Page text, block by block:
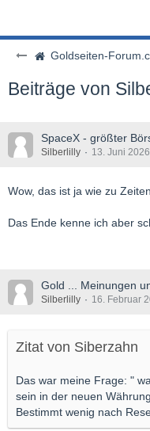
Goldseiten-Forum.com |
Beiträge von
SpaceX - größter
Silberlilly 13. Juni 2026
Wow, das ist ja wie zu
Das Ende kenne ich aber
Gold ... Meinungen
Silberlilly 16. Februar
Zitat von Siberzahn
Das war meine Frage: "
sein in der neuen
Bestimmt wenig nach